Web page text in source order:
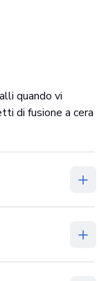
quando vi
di fusione a cera